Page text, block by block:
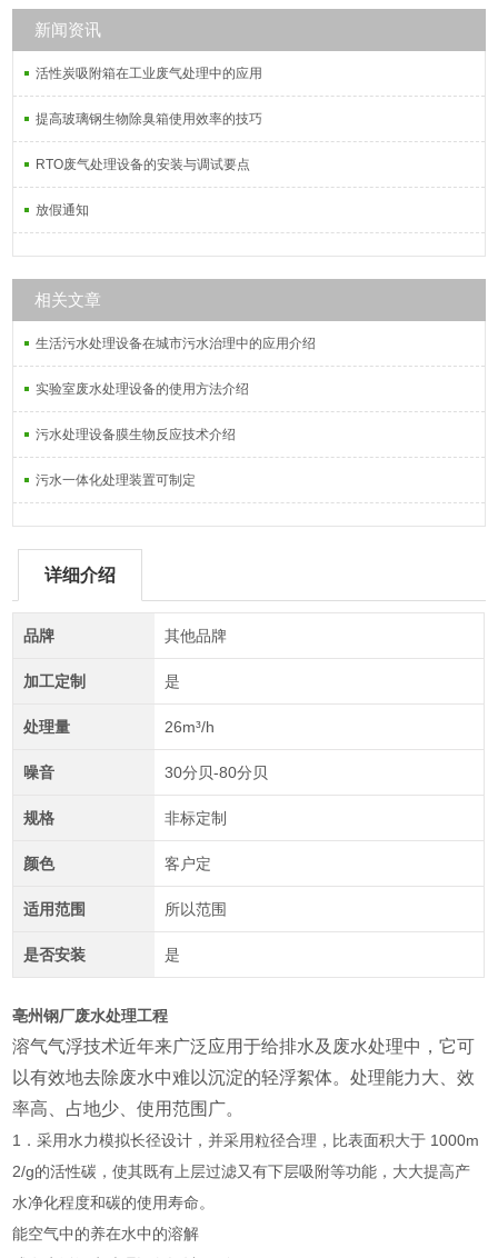
新闻资讯
活性炭吸附箱在工业废气处理中的应用
提高玻璃钢生物除臭箱使用效率的技巧
RTO废气处理设备的安装与调试要点
放假通知
相关文章
生活污水处理设备在城市污水治理中的应用介绍
实验室废水处理设备的使用方法介绍
污水处理设备膜生物反应技术介绍
污水一体化处理装置可制定
详细介绍
品牌 其他品牌
加工定制 是
处理量 26m³/h
噪音 30分贝-80分贝
规格 非标定制
颜色 客户定
适用范围 所以范围
是否安装 是
亳州钢厂废水处理工程
溶气气浮技术近年来广泛应用于给排水及废水处理中，它可
以有效地去除废水中难以沉淀的轻浮絮体。处理能力大、效
率高、占地少、使用范围广。
1．采用水力模拟长径设计，并采用粒径合理，比表面积大于 1000m
2/g的活性碳，使其既有上层过滤又有下层吸附等功能，大大提高产
水净化程度和碳的使用寿命。
能空气中的养在水中的溶解